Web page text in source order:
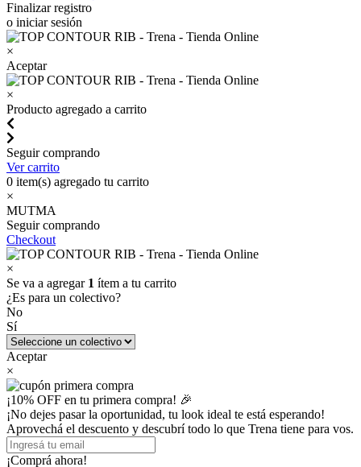
Finalizar registro
o iniciar sesión
×
Aceptar
×
Producto agregado a carrito
Seguir comprando
Ver carrito
0 item(s) agregado tu carrito
×
MUTMA
Seguir comprando
Checkout
×
Se va a agregar 1 ítem a tu carrito
¿Es para un colectivo?
No
Sí
Aceptar
×
¡10% OFF en tu primera compra! 🎉
¡No dejes pasar la oportunidad, tu look ideal te está esperando!
Aprovechá el descuento y descubrí todo lo que Trena tiene para vos.
¡Comprá ahora!